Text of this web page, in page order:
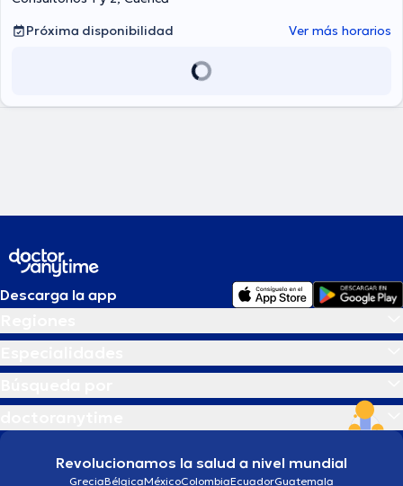
Próxima disponibilidad
Ver más horarios
Descarga la app
Revolucionamos la salud a nivel mundial
GreciaBélgicaMéxicoColombiaEcuadorGuatemala